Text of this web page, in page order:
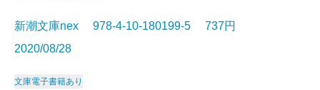
新潮文庫nex 978-4-10-180199-5 737円
2020/08/28
文庫電子書籍あり